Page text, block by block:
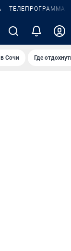
ТЕЛЕПРОГРАММА
Сочи Где